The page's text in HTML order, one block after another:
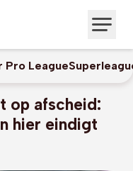
Pro League
op afscheid:
hier eindigt